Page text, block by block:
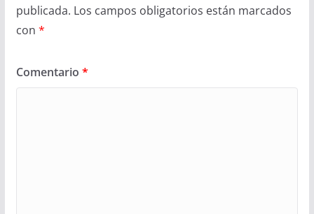
publicada. Los campos obligatorios están marcados
con *
Comentario *